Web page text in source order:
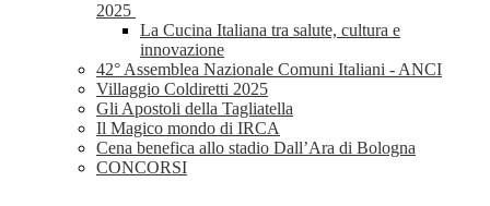
2025
La Cucina Italiana tra salute, cultura e
innovazione
42° Assemblea Nazionale Comuni Italiani - ANCI
Villaggio Coldiretti 2025
Gli Apostoli della Tagliatella
Il Magico mondo di IRCA
Cena benefica allo stadio Dall’Ara di Bologna
CONCORSI